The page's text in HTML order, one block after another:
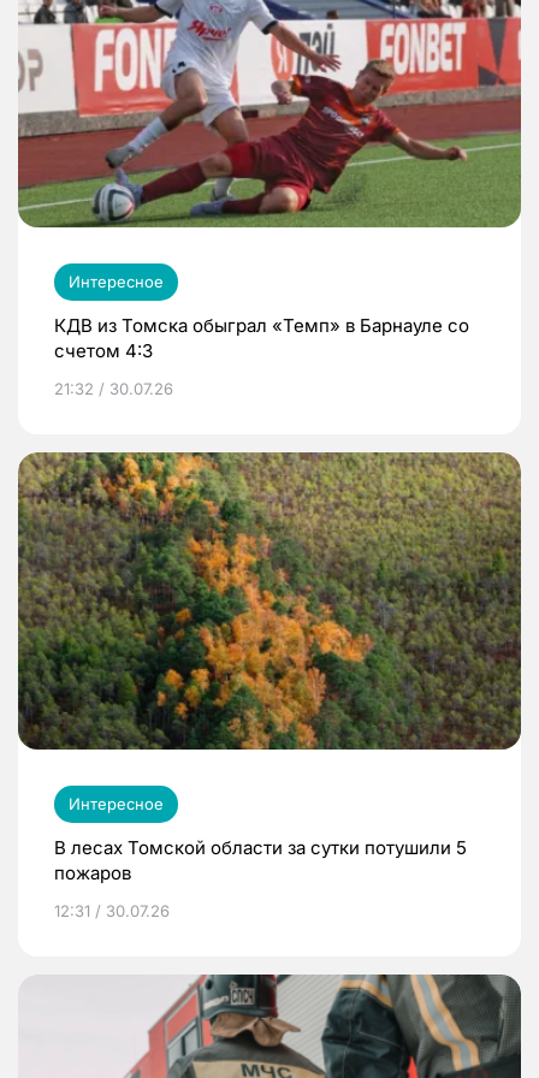
Интересное
КДВ из Томска обыграл «Темп» в Барнауле со
счетом 4:3
21:32 / 30.07.26
Интересное
В лесах Томской области за сутки потушили 5
пожаров
12:31 / 30.07.26